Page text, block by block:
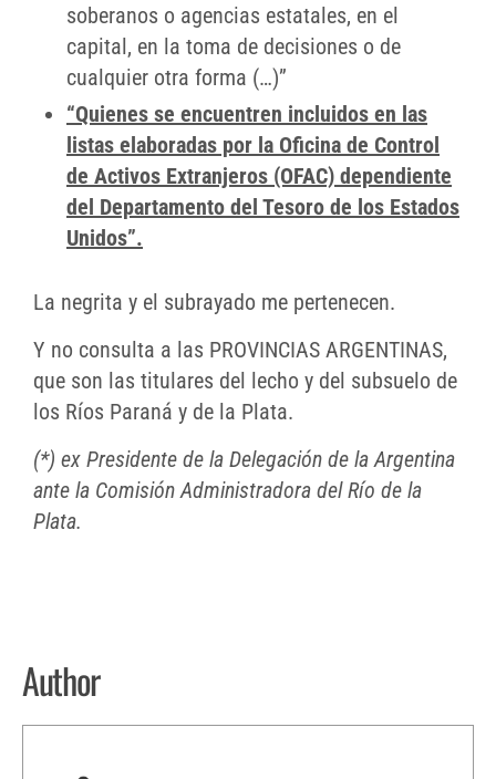
soberanos o agencias estatales, en el
capital, en la toma de decisiones o de
cualquier otra forma (…)”
“Quienes se encuentren incluidos en las
listas elaboradas por la Oficina de Control
de Activos Extranjeros (OFAC) dependiente
del Departamento del Tesoro de los Estados
Unidos”.
La negrita y el subrayado me pertenecen.
Y no consulta a las PROVINCIAS ARGENTINAS,
que son las titulares del lecho y del subsuelo de
los Ríos Paraná y de la Plata.
(*) ex Presidente de la Delegación de la Argentina
ante la Comisión Administradora del Río de la
Plata.
Author